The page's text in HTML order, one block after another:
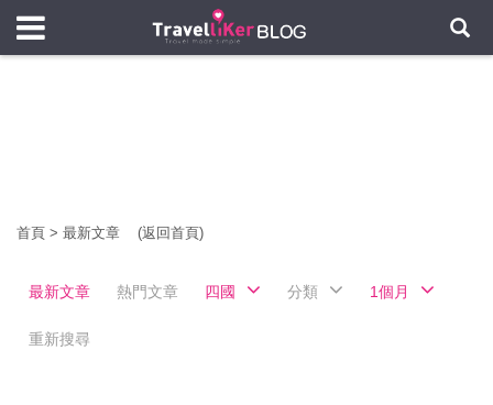
首頁 > 最新文章 (返回首頁)
最新文章 熱門文章 四國 分類 1個月
重新搜尋